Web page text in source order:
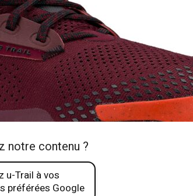
notre contenu ?
u-Trail à vos
préférées Google